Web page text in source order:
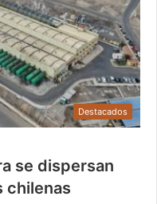
Destacados
se dispersan
chilenas